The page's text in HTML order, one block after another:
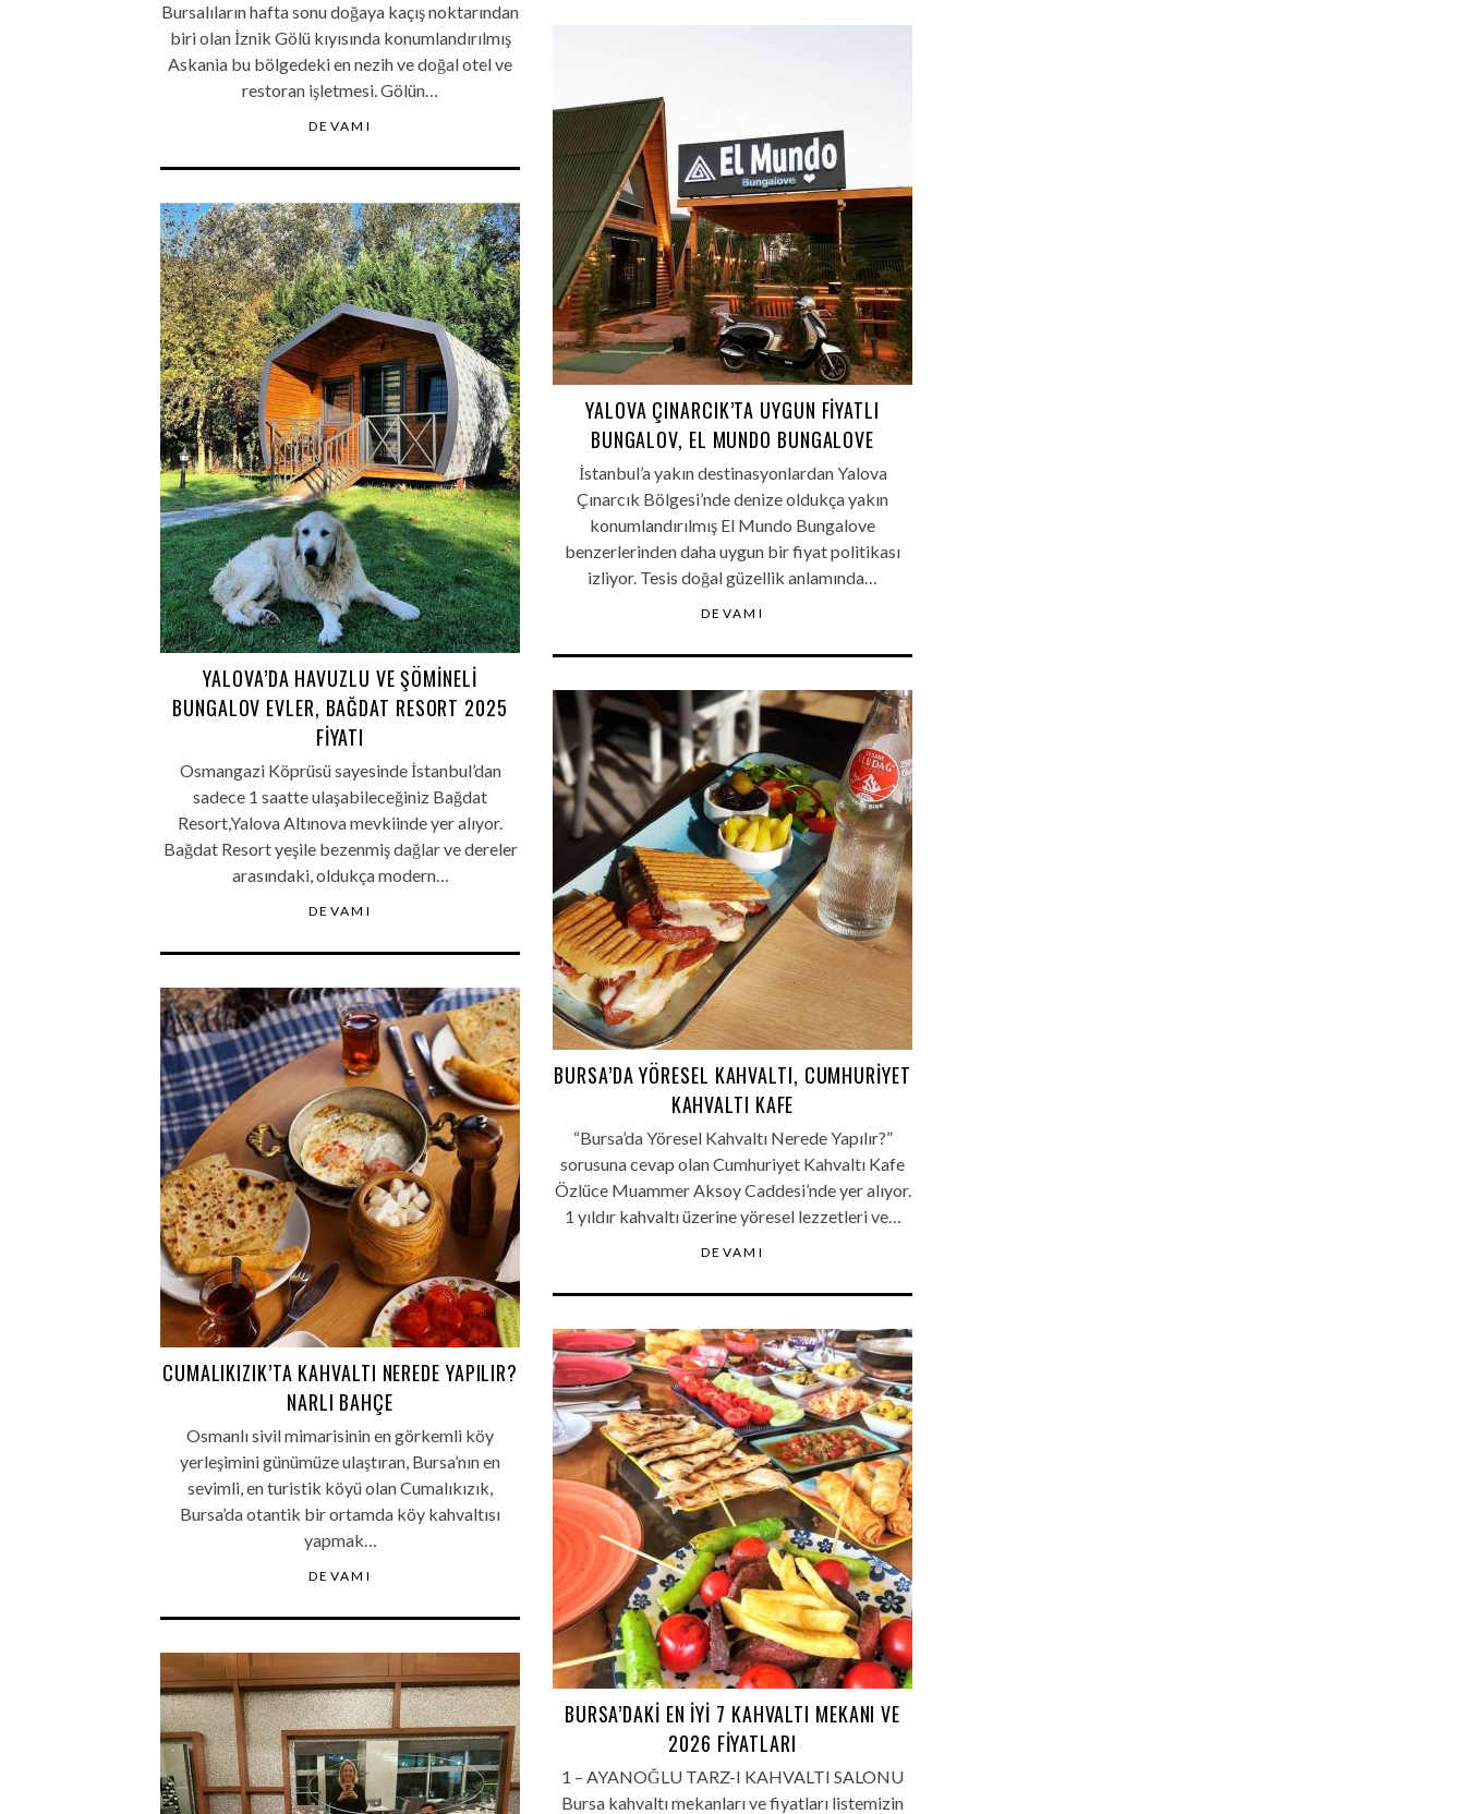
Bursalıların hafta sonu doğaya kaçış noktarından
biri olan İznik Gölü kıyısında konumlandırılmış
Askania bu bölgedeki en nezih ve doğal otel ve
restoran işletmesi. Gölün…
DEVAMI
YALOVA ÇINARCIK’TA UYGUN FIYATLI
BUNGALOV, EL MUNDO BUNGALOVE
İstanbul’a yakın destinasyonlardan Yalova
Çınarcık Bölgesi’nde denize oldukça yakın
konumlandırılmış El Mundo Bungalove
benzerlerinden daha uygun bir fiyat politikası
izliyor. Tesis doğal güzellik anlamında…
DEVAMI
YALOVA’DA HAVUZLU VE ŞÖMINELI
BUNGALOV EVLER, BAĞDAT RESORT 2025
FIYATI
Osmangazi Köprüsü sayesinde İstanbul’dan
sadece 1 saatte ulaşabileceğiniz Bağdat
Resort,Yalova Altınova mevkiinde yer alıyor.
Bağdat Resort yeşile bezenmiş dağlar ve dereler
arasındaki, oldukça modern…
DEVAMI
BURSA’DA YÖRESEL KAHVALTI, CUMHURIYET
KAHVALTI KAFE
“Bursa’da Yöresel Kahvaltı Nerede Yapılır?”
sorusuna cevap olan Cumhuriyet Kahvaltı Kafe
Özlüce Muammer Aksoy Caddesi’nde yer alıyor.
1 yıldır kahvaltı üzerine yöresel lezzetleri ve…
DEVAMI
CUMALIKIZIK’TA KAHVALTI NEREDE YAPILIR?
NARLI BAHÇE
Osmanlı sivil mimarisinin en görkemli köy
yerleşimini günümüze ulaştıran, Bursa’nın en
sevimli, en turistik köyü olan Cumalıkızık,
Bursa’da otantik bir ortamda köy kahvaltısı
yapmak…
DEVAMI
BURSA’DAKI EN İYI 7 KAHVALTI MEKANI VE
2026 FIYATLARI
1 – AYANOĞLU TARZ-I KAHVALTI SALONU
Bursa kahvaltı mekanları ve fiyatları listemizin